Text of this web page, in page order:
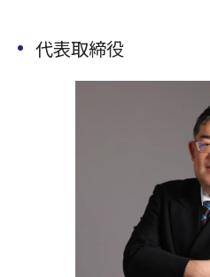
代表取締役